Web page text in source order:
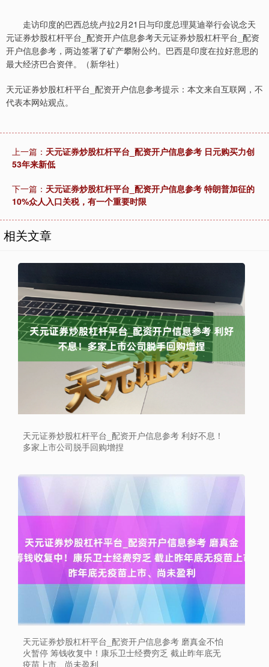
走访印度的巴西总统卢拉2月21日与印度总理莫迪举行会说念天
元证券炒股杠杆平台_配资开户信息参考天元证券炒股杠杆平台_配资
开户信息参考，两边签署了矿产攀附公约。巴西是印度在拉好意思的
最大经济巴合资伴。（新华社）
天元证券炒股杠杆平台_配资开户信息参考提示：本文来自互联网，不
代表本网站观点。
上一篇： 天元证券炒股杠杆平台_配资开户信息参考 日元购买力创
53年来新低
下一篇： 天元证券炒股杠杆平台_配资开户信息参考 特朗普加征的
10%众人入口关税，有一个重要时限
相关文章
天元证券炒股杠杆平台_配资开户信息参考 利好不息！
多家上市公司脱手回购增捏
天元证券炒股杠杆平台_配资开户信息参考 磨真金不怕
火暂停 筹钱收复中！康乐卫士经费穷乏 截止昨年底无
疫苗上市、尚未盈利